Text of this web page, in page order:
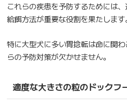
これらの疾患を予防するためには
給餌方法が重要な役割を果たします
特に大型犬に多い胃捻転は命に関
らの予防対策が欠かせません。
適度な大きさの粒のドックフ